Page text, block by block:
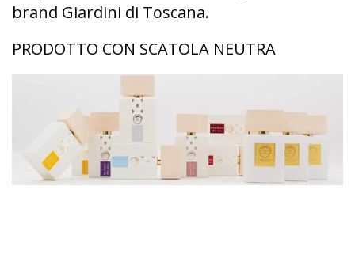
brand Giardini di Toscana.
PRODOTTO CON SCATOLA NEUTRA